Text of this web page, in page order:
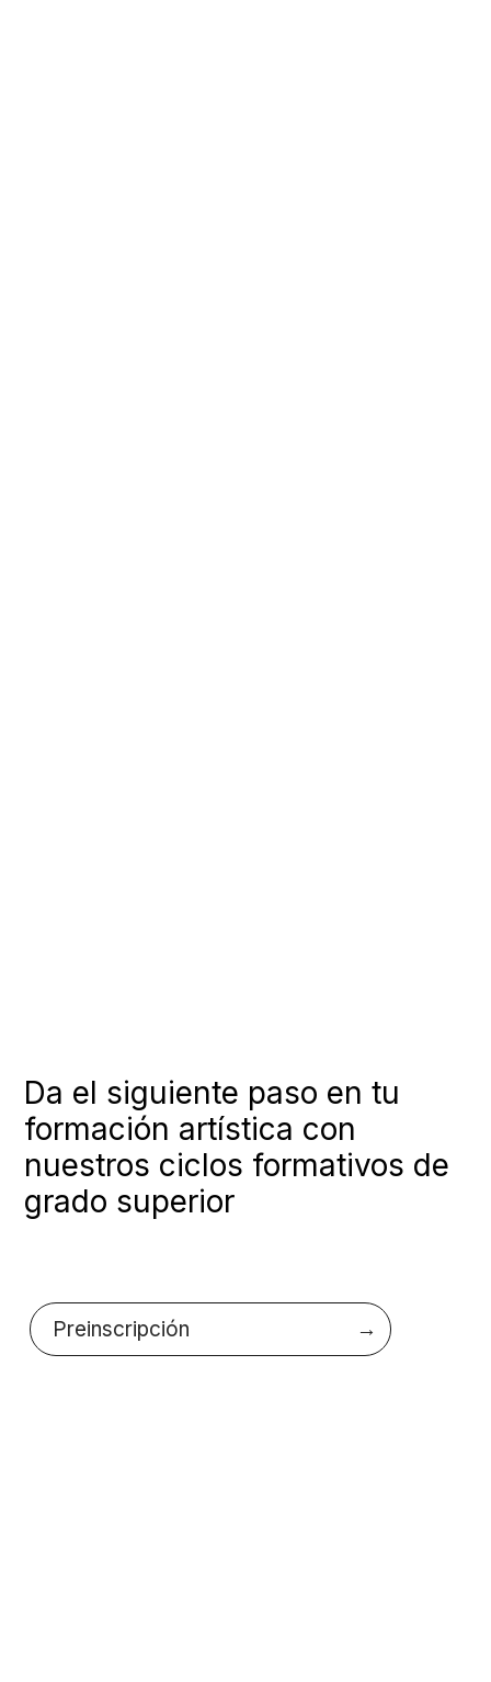
Da el siguiente paso en tu
formación artística con
nuestros ciclos formativos de
grado superior
Preinscripción